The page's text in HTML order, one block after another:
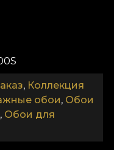
дизайнерами.
долговечный. Мы
чтобы вы
принесёте в
гладкая и
рельеф,
картины.
, Коллекция
обои, Обои
, Обои для